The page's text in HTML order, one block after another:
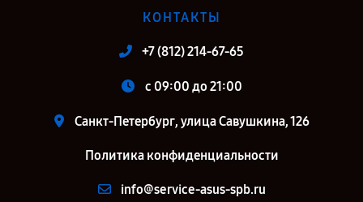
КОНТАКТЫ
+7 (812) 214-67-65
c 09:00 до 21:00
Санкт-Петербург, улица Савушкина, 126
Политика конфиденциальности
info@service-asus-spb.ru